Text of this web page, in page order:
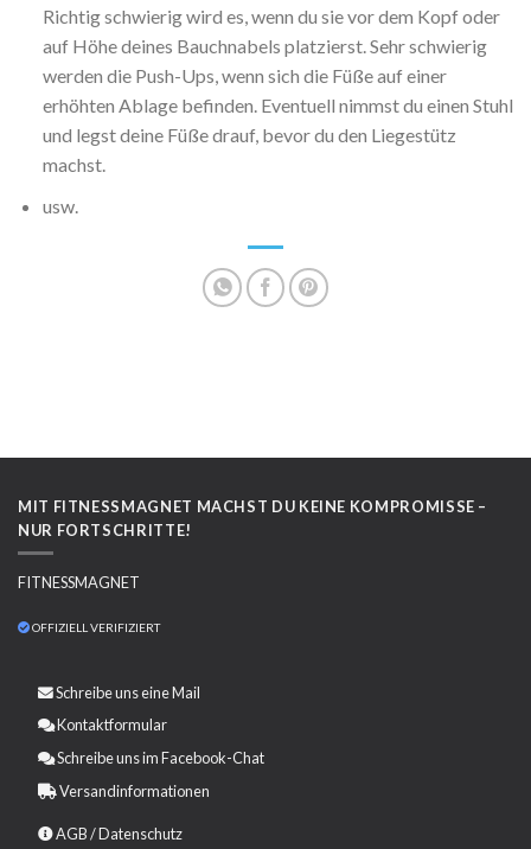
Richtig schwierig wird es, wenn du sie vor dem Kopf oder
auf Höhe deines Bauchnabels platzierst. Sehr schwierig
werden die Push-Ups, wenn sich die Füße auf einer
erhöhten Ablage befinden. Eventuell nimmst du einen Stuhl
und legst deine Füße drauf, bevor du den Liegestütz
machst.
usw.
MIT FITNESSMAGNET MACHST DU KEINE KOMPROMISSE –
NUR FORTSCHRITTE!
FITNESSMAGNET
OFFIZIELL VERIFIZIERT
Schreibe uns eineMail
Kontaktformular
Schreibe uns im Facebook-Chat
Versandinformationen
AGB/Datenschutz